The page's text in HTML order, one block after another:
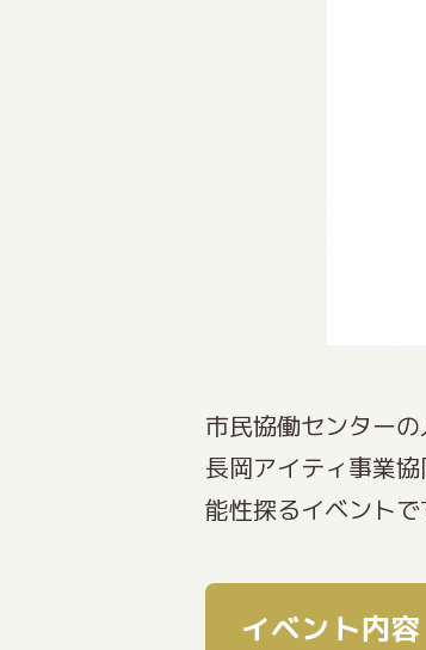
市民協働センター
長岡アイティ事業
能性探るイベントで
イベント内容